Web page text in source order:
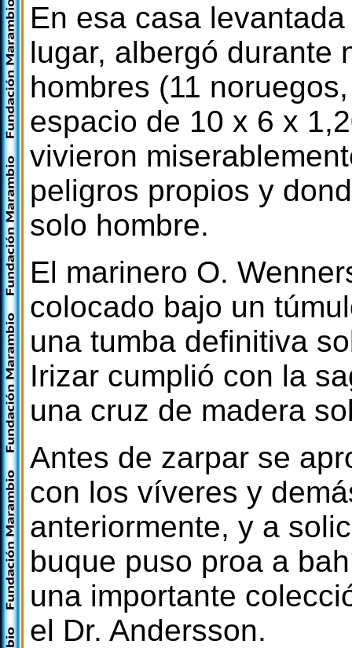
En esa casa
lugar, albergó durante
hombres (11
espacio de 10 x 6 x
vivieron
peligros propios y
solo hombre.
El marinero O.
colocado bajo un
una tumba definitiva
Irizar cumplió con la
una cruz de madera
Antes de zarpar se
con los víveres y
anteriormente, y a
buque puso proa a
una importante
el Dr. Andersson.